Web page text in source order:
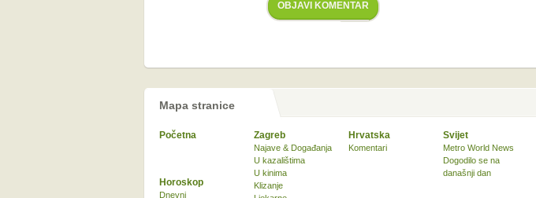
OBJAVI KOMENTAR
Mapa stranice
Početna Zagreb
Najave & Događanja
U kazalištima
U kinima
Klizanje
Hrvatska
Komentari
Svijet
Metro World News
Dogodilo se na
današnji dan
Horoskop
Dnevni